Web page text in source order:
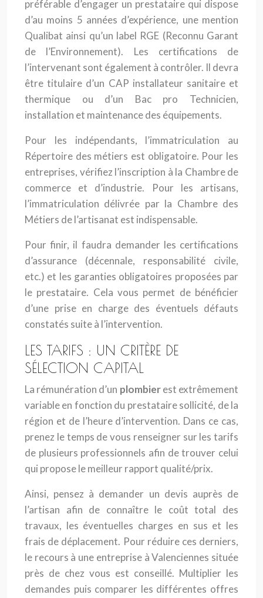
préférable d’engager un prestataire qui dispose
d’au moins 5 années d’expérience, une mention
Qualibat ainsi qu’un label RGE (Reconnu Garant
de l’Environnement). Les certifications de
l’intervenant sont également à contrôler. Il devra
être titulaire d’un CAP installateur sanitaire et
thermique ou d’un Bac pro Technicien,
installation et maintenance des équipements.
Pour les indépendants, l’immatriculation au
Répertoire des métiers est obligatoire. Pour les
entreprises, vérifiez l’inscription à la Chambre de
commerce et d’industrie. Pour les artisans,
l’immatriculation délivrée par la Chambre des
Métiers de l’artisanat est indispensable.
Pour finir, il faudra demander les certifications
d’assurance (décennale, responsabilité civile,
etc.) et les garanties obligatoires proposées par
le prestataire. Cela vous permet de bénéficier
d’une prise en charge des éventuels défauts
constatés suite à l’intervention.
LES TARIFS : UN CRITÈRE DE
SÉLECTION CAPITAL
La rémunération d’un plombierest extrêmement
variable en fonction du prestataire sollicité, de la
région et de l’heure d’intervention. Dans ce cas,
prenez le temps de vous renseigner sur les tarifs
de plusieurs professionnels afin de trouver celui
qui propose le meilleur rapport qualité/prix.
Ainsi, pensez à demander un devis auprès de
l’artisan afin de connaître le coût total des
travaux, les éventuelles charges en sus et les
frais de déplacement. Pour réduire ces derniers,
le recours à une entreprise à Valenciennes située
près de chez vous est conseillé. Multiplier les
demandes puis comparer les différentes offres